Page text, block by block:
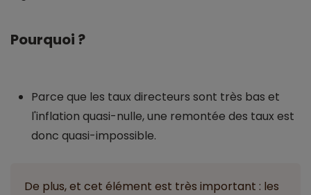
Pourquoi ?
Parce que les taux directeurs sont très bas et
l'inflation quasi-nulle, une remontée des taux est
donc quasi-impossible.
De plus, et cet élément est très important : les